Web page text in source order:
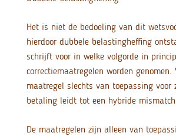
Het is niet de bedoeling van dit
hierdoor dubbele belastingheffing
schrijft voor in welke volgorde in
correctiemaatregelen worden genomen.
maatregel slechts van toepassing voor
betaling leidt tot een hybride
De maatregelen zijn alleen van